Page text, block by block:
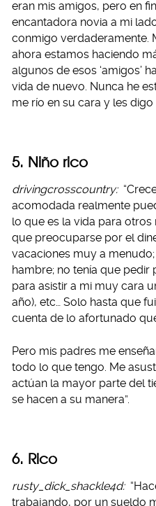
eran mis amigos, pero en
encantadora novia a mi
conmigo verdaderamente.
ahora estamos haciendo
algunos de esos ‘amigos’
vida de nuevo. Nunca he
me río en su cara y les digo
5. Niño rico
drivingcrosscountry:
acomodada realmente
lo que es la vida para otros
que preocuparse por el
vacaciones muy a
hambre; no tenía que pedir
para asistir a mi muy cara
año), etc… Solo hasta que
cuenta de lo afortunado
Pero mis padres me
todo lo que tengo. Me
actúan la mayor parte del
se hacen a su manera”.
6. Rico
rusty_dick_shackle4d:
trabajando, por un sueldo